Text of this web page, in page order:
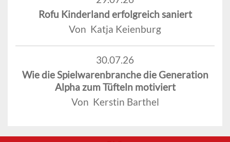
Rofu Kinderland erfolgreich saniert
Von Katja Keienburg
30.07.26
Wie die Spielwarenbranche die Generation
Alpha zum Tüfteln motiviert
Von Kerstin Barthel